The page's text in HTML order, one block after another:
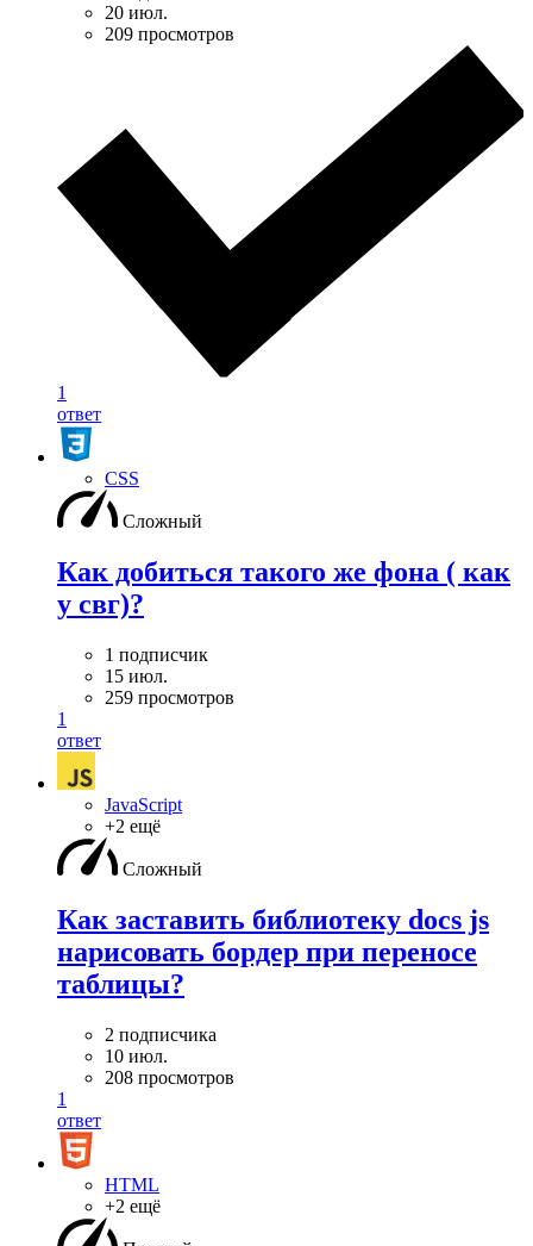
20 июл.
209 просмотров
1
ответ
CSS
Сложный
Как добиться такого же фона ( как
у свг)?
1 подписчик
15 июл.
259 просмотров
1
ответ
JavaScript
+2 ещё
Сложный
Как заставить библиотеку docs js
нарисовать бордер при переносе
таблицы?
2 подписчика
10 июл.
208 просмотров
1
ответ
HTML
+2 ещё